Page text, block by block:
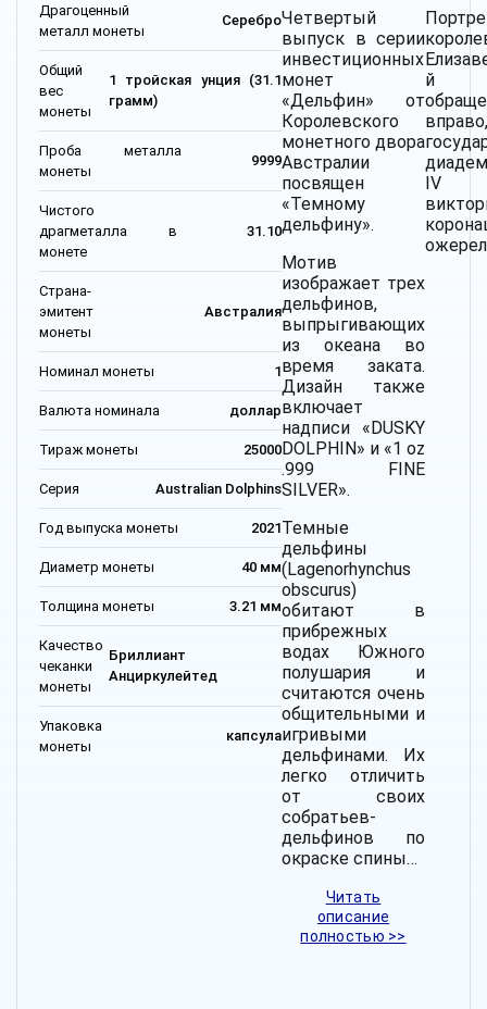
Драгоценный
металл монеты
Серебро
Общий
вес
монеты
1 тройская унция (31.1
грамм)
Проба металла
монеты
9999
Чистого
драгметалла в
монете
31.10
Страна-
эмитент
монеты
Австралия
Номинал монеты 1
Валюта номинала доллар
Тираж монеты 25000
Серия Australian Dolphins
Год выпуска монеты 2021
Диаметр монеты 40 мм
Толщина монеты 3.21 мм
Качество
чеканки
монеты
Бриллиант
Анциркулейтед
Упаковка
монеты
капсула
Четвертый
выпуск в серии
инвестиционных
монет
«Дельфин» от
Королевского
монетного двора
Австралии
посвящен
«Темному
дельфину».
Мотив
изображает трех
дельфинов,
выпрыгивающих
из океана во
время заката.
Дизайн также
включает
надписи «DUSKY
DOLPHIN» и «1 oz
.999 FINE
SILVER».
Темные
дельфины
(Lagenorhynchus
obscurus)
обитают в
прибрежных
водах Южного
полушария и
считаются очень
общительными и
игривыми
дельфинами. Их
легко отличить
от своих
собратьев-
дельфинов по
окраске спины…
Читать
описание
полностью >>
й